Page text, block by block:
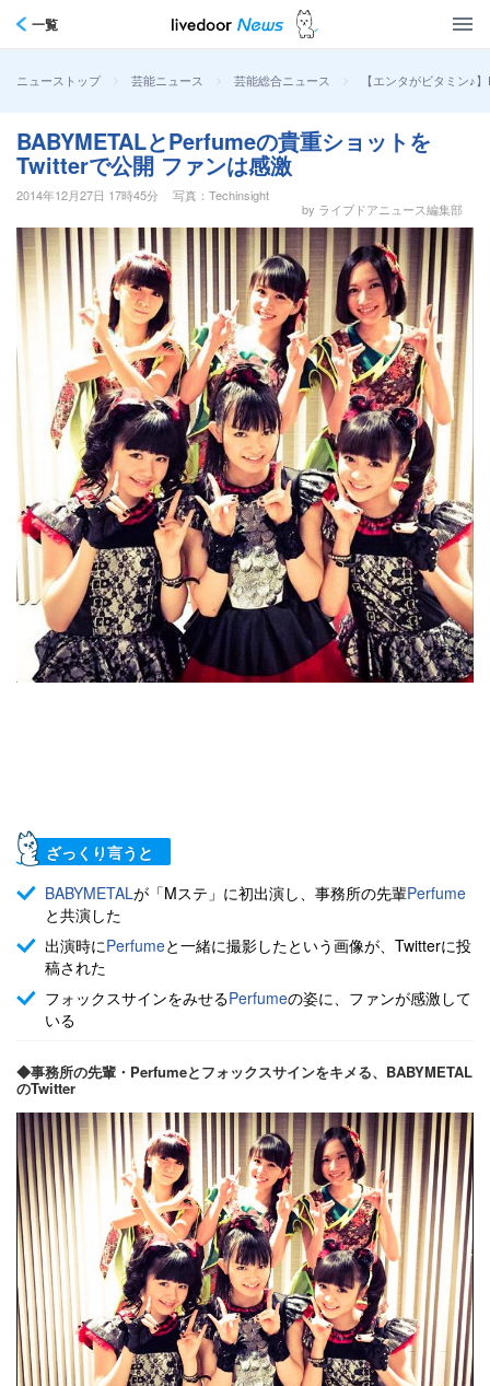
一覧
ニューストップ > 芸能ニュース > 芸能総合ニュース > 【エンタがビタミン♪
BABYMETALとPerfumeの貴重ショットを
Twitterで公開 ファンは感激
2014年12月27日 17時45分
写真：Techinsight
by ライブドアニュース編集部
ざっくり言うと
BABYMETALが「Mステ」に初出演し、事務所の先輩Perfume
と共演した
出演時にPerfumeと一緒に撮影したという画像が、Twitterに投
稿された
フォックスサインをみせるPerfumeの姿に、ファンが感激して
いる
◆事務所の先輩・Perfumeとフォックスサインをキメる、BABYMETAL
のTwitter